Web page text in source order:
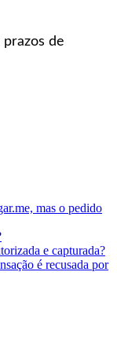
de
mas o pedido
e capturada?
é recusada por